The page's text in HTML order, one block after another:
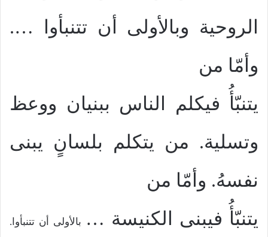
الروحية وبالأولى أن تتنبأوا …
.
وأمّا من
يتنبّأُ فيكلم الناس ببنيان ووعظ
وتسلية. من يتكلم بلسانٍ يبنى
نفسهُ. وأمّا من
يتنبّأُ فيبنى الكنيسة … بالأولى أن تتنبأوا.